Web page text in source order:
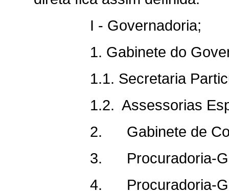
I - Governadoria;
1. Gabinete do
1.1. Secretaria
1.2. Assessorias
2. Gabinete de
3. Procuradoria-
4. Procuradoria-